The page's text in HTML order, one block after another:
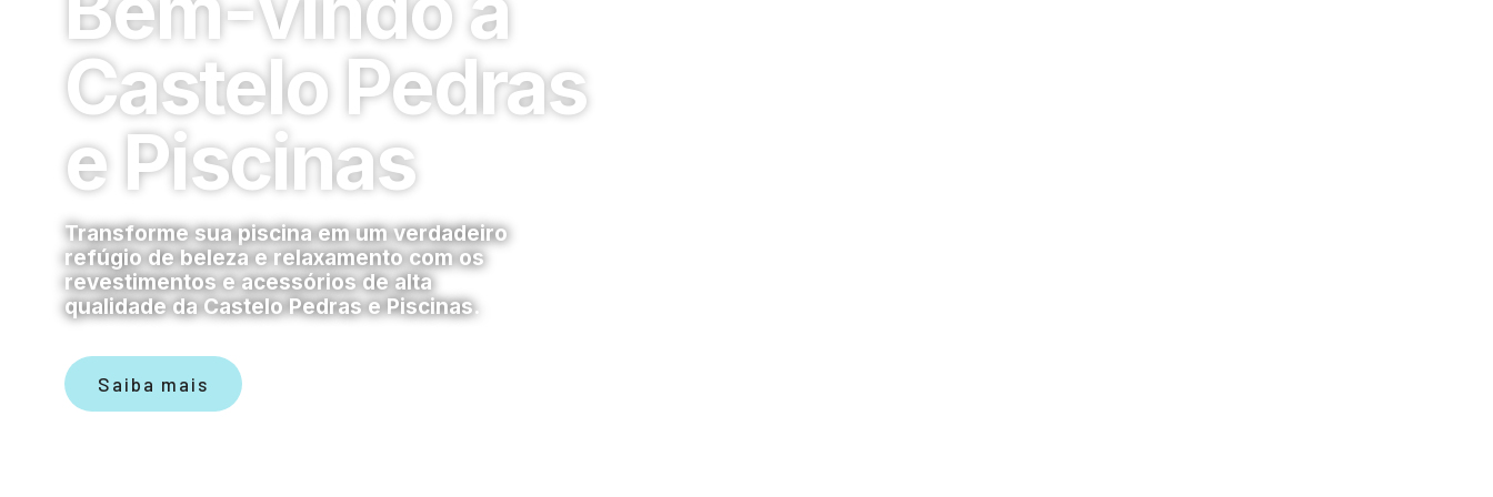
Castelo Pedras
e Piscinas
Transforme sua piscina em um verdadeiro
refúgio de beleza e relaxamento com os
revestimentos e acessórios de alta
qualidade da Castelo Pedras e Piscinas.
Saiba mais